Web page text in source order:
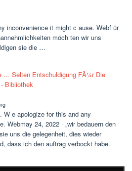
inconvenience it might c ause. Webf ür
möch ten wir uns
sie die …
e apologize for this and any
Webmay 24, 2022 · „wir bedauern den
uns die gelegenheit, dies wieder
dass ich den auftrag verbockt habe.